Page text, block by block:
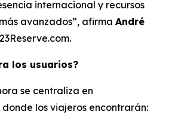
internacional y recursos
avanzados”, afirma André
los usuarios?
se centraliza en
donde los viajeros encontrarán: